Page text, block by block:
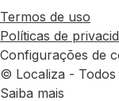
Termos de uso
Políticas de
Configurações de
© Localiza - Todos
Saiba mais